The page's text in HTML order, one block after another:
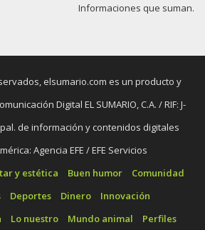
Informaciones que suman.
elsumario.com es un producto y
Digital EL SUMARIO, C.A. / RIF: J-
de información y contenidos digitales
Agencia EFE / EFE Servicios
y estética Buen humor
Comunidad
Deportes Dinero
Innovación
Lo nuestro Mundo animal Perfiles